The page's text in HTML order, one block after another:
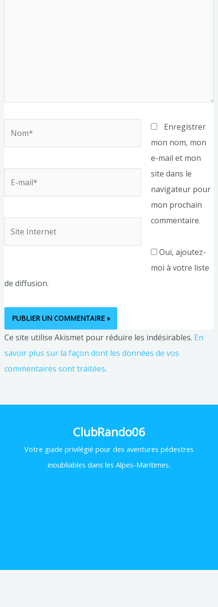
Enregistrer
mon nom, mon
e-mail et mon
site dans le
navigateur pour
mon prochain
commentaire.
Oui, ajoutez-
moi à votre liste
de diffusion.
Ce site utilise Akismet pour réduire les indésirables. En
savoir plus sur la façon dont les données de vos
commentaires sont traitées.
ClubRando06
Votre guide privilégié pour des aventures pédestres
inoubliables dans les Alpes-Maritimes.